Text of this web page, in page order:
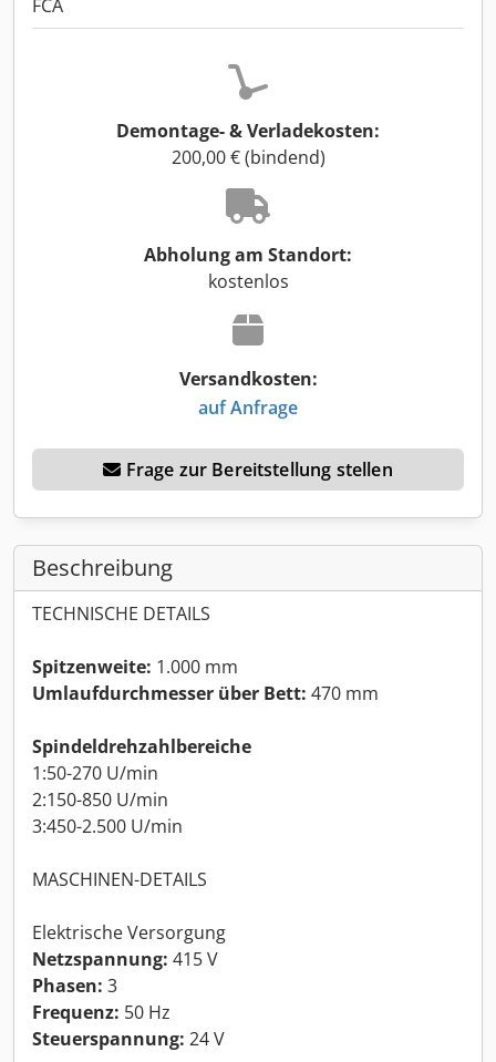
FCA
Demontage- & Verladekosten:
200,00 € (bindend)
Abholung am Standort:
kostenlos
Versandkosten:
auf Anfrage
Frage zur Bereitstellung stellen
Beschreibung
TECHNISCHE DETAILS
Spitzenweite: 1.000 mm
Umlaufdurchmesser über Bett: 470 mm
Spindeldrehzahlbereiche
1:50-270 U/min
2:150-850 U/min
3:450-2.500 U/min
MASCHINEN-DETAILS
Elektrische Versorgung
Netzspannung: 415 V
Phasen: 3
Frequenz: 50 Hz
Steuerspannung: 24 V